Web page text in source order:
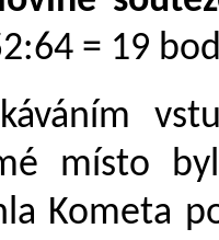
= 19
místo
Kometa